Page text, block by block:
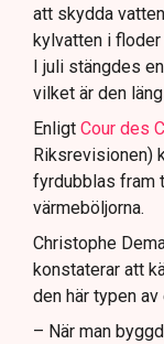
att skydda
kylvatten i
I juli stängdes
vilket är den
Enligt Cour des
Riksrevisionen)
fyrdubblas fram
värmeböljorna.
Christophe
konstaterar att
den här typen
– När man